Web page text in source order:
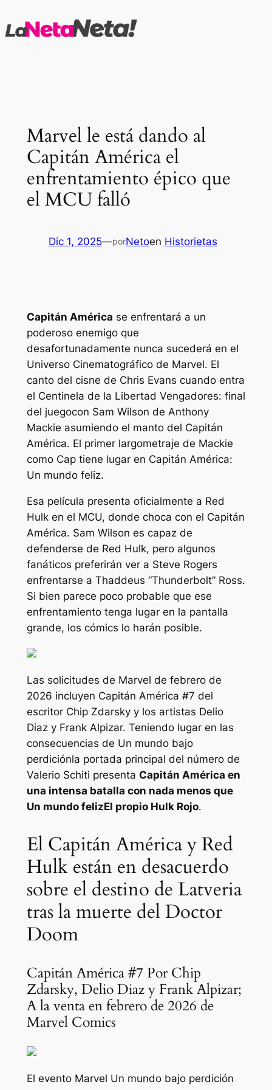
al
Marvel le está dando al
Capitán América el
enfrentamiento épico que
el MCU falló
Dic 1, 2025—porNetoen Historietas
Capitán América se enfrentará a un
poderoso enemigo que
desafortunadamente nunca sucederá en el
Universo Cinematográfico de Marvel. El
canto del cisne de Chris Evans cuando entra
el Centinela de la Libertad Vengadores: final
del juegocon Sam Wilson de Anthony
Mackie asumiendo el manto del Capitán
América. El primer largometraje de Mackie
como Cap tiene lugar en Capitán América:
Un mundo feliz.
Esa película presenta oficialmente a Red
Hulk en el MCU, donde choca con el Capitán
América. Sam Wilson es capaz de
defenderse de Red Hulk, pero algunos
fanáticos preferirán ver a Steve Rogers
enfrentarse a Thaddeus “Thunderbolt” Ross.
Si bien parece poco probable que ese
enfrentamiento tenga lugar en la pantalla
grande, los cómics lo harán posible.
Las solicitudes de Marvel de febrero de
2026 incluyen Capitán América #7 del
escritor Chip Zdarsky y los artistas Delio
Diaz y Frank Alpizar. Teniendo lugar en las
consecuencias de Un mundo bajo
perdiciónla portada principal del número de
Valerio Schiti presenta Capitán América en
una intensa batalla con nada menos que
Un mundo felizEl propio Hulk Rojo.
El Capitán América y Red
Hulk están en desacuerdo
sobre el destino de Latveria
tras la muerte del Doctor
Doom
Capitán América #7 Por Chip
Zdarsky, Delio Diaz y Frank Alpizar;
A la venta en febrero de 2026 de
Marvel Comics
El evento Marvel Un mundo bajo perdición